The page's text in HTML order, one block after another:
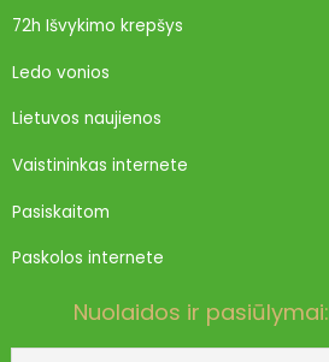
72h Išvykimo krepšys
Ledo vonios
Lietuvos naujienos
Vaistininkas internete
Pasiskaitom
Paskolos internete
Nuolaidos ir pasiūlymai: